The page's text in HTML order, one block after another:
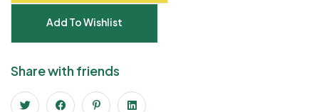
Add To Wishlist
Share with friends